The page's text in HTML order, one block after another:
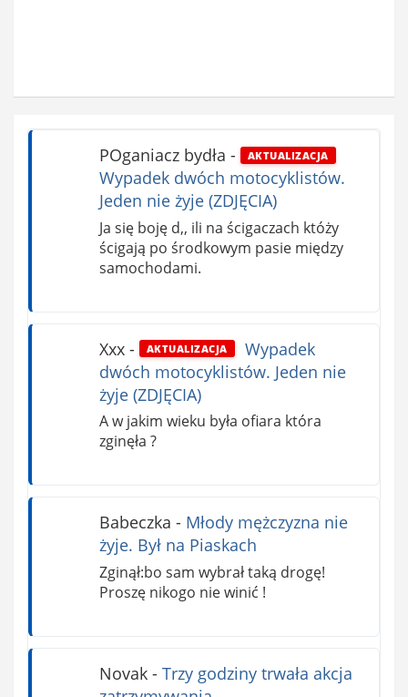
POganiacz bydła - AKTUALIZACJA
Wypadek dwóch motocyklistów.
Jeden nie żyje (ZDJĘCIA)
Ja się boję d,, ili na ścigaczach któży
ścigają po środkowym pasie między
samochodami.
Xxx- AKTUALIZACJA
Wypadek
dwóch motocyklistów. Jeden nie
żyje (ZDJĘCIA)
A w jakim wieku była ofiara która
zginęła ?
Babeczka - Młody mężczyzna nie
żyje. Był na Piaskach
Zginął:bo sam wybrał taką drogę!
Proszę nikogo nie winić !
Novak- Trzy godziny trwała akcja